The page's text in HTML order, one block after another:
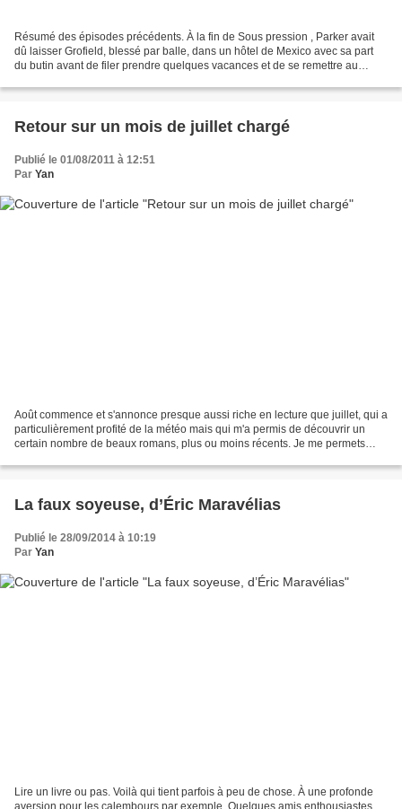
Résumé des épisodes précédents. À la fin de Sous pression , Parker avait
dû laisser Grofield, blessé par balle, dans un hôtel de Mexico avec sa part
du butin avant de filer prendre quelques vacances et de se remettre au
Retour sur un mois de juillet chargé
Publié le 01/08/2011 à 12:51
Par Yan
Août commence et s'annonce presque aussi riche en lecture que juillet, qui a
particulièrement profité de la météo mais qui m'a permis de découvrir un
certain nombre de beaux romans, plus ou moins récents. Je me permets
La faux soyeuse, d’Éric Maravélias
Publié le 28/09/2014 à 10:19
Par Yan
Lire un livre ou pas. Voilà qui tient parfois à peu de chose. À une profonde
aversion pour les calembours par exemple. Quelques amis enthousiastes